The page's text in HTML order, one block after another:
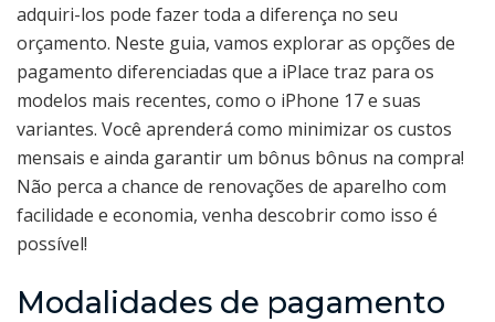
adquiri-los pode fazer toda a diferença no seu
orçamento. Neste guia, vamos explorar as opções de
pagamento diferenciadas que a iPlace traz para os
modelos mais recentes, como o iPhone 17 e suas
variantes. Você aprenderá como minimizar os custos
mensais e ainda garantir um bônus bônus na compra!
Não perca a chance de renovações de aparelho com
facilidade e economia, venha descobrir como isso é
possível!
Modalidades de pagamento